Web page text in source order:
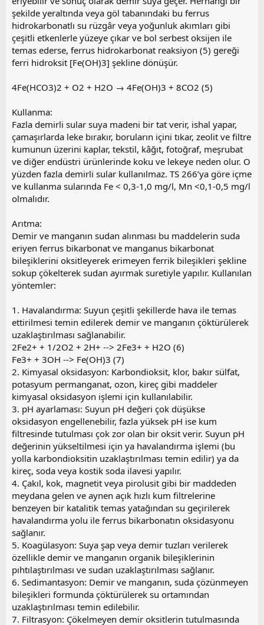
şekilde yeraltında veya göl tabanındaki bu ferrus
hidrokarbonatlı su rüzgâr veya yoğunluk akımları gibi
çeşitli etkenlerle yüzeye çıkar ve bol serbest oksijen ile
temas ederse, ferrus hidrokarbonat reaksiyon (5) gereği
ferri hidroksit [Fe(OH)3] şekline dönüşür.
4Fe(HCO3)2 + O2 + H2O → 4Fe(OH)3 + 8CO2 (5)
Kullanma:
Fazla demirli sular suya madeni bir tat verir, ishal yapar,
çamaşırlarda leke bırakır, boruların içini tıkar, zeolit ve filtre
kumunun üzerini kaplar, tekstil, kâğıt, fotoğraf, meşrubat
ve diğer endüstri ürünlerinde koku ve lekeye neden olur. O
yüzden fazla demirli sular kullanılmaz. TS 266’ya göre içme
ve kullanma sularında Fe < 0,3-1,0 mg/l, Mn <0,1-0,5 mg/l
olmalıdır.
Arıtma:
Demir ve manganın sudan alınması bu maddelerin suda
eriyen ferrus bikarbonat ve manganus bikarbonat
bileşiklerini oksitleyerek erimeyen ferrik bileşikleri şekline
sokup çökelterek sudan ayırmak suretiyle yapılır. Kullanılan
yöntemler:
1. Havalandırma: Suyun çeşitli şekillerde hava ile temas
ettirilmesi temin edilerek demir ve manganın çöktürülerek
uzaklaştırılması sağlanabilir.
2Fe2+ + 1/2O2 + 2H+ --> 2Fe3+ + H2O (6)
Fe3+ + 3OH --> Fe(OH)3 (7)
2. Kimyasal oksidasyon: Karbondioksit, klor, bakır sülfat,
potasyum permanganat, ozon, kireç gibi maddeler
kimyasal oksidasyon işlemi için kullanılabilir.
3. pH ayarlaması: Suyun pH değeri çok düşükse
oksidasyon engellenebilir, fazla yüksek pH ise kum
filtresinde tutulması çok zor olan bir oksit verir. Suyun pH
değerinin yükseltilmesi için ya havalandırma işlemi (bu
yolla karbondioksitin uzaklaştırılması temin edilir) ya da
kireç, soda veya kostik soda ilavesi yapılır.
4. Çakıl, kok, magnetit veya pirolusit gibi bir maddeden
meydana gelen ve aynen açık hızlı kum filtrelerine
benzeyen bir katalitik temas yatağından su geçirilerek
havalandırma yolu ile ferrus bikarbonatın oksidasyonu
sağlanır.
5. Koagülasyon: Suya şap veya demir tuzları verilerek
özellikle demir ve manganın organik bileşiklerinin
pıhtılaştırılması ve sudan uzaklaştırılması sağlanır.
6. Sedimantasyon: Demir ve manganın, suda çözünmeyen
bileşikleri formunda çöktürülerek su ortamından
uzaklaştırılması temin edilebilir.
7. Filtrasyon: Çökelmeyen demir oksitlerin tutulmasında